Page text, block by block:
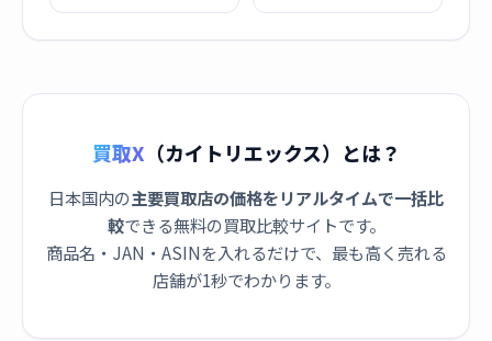
買取X （カイトリエックス）とは？
日本国内の主要買取店の価格をリアルタイムで一括比
較できる無料の買取比較サイトです。
商品名・JAN・ASINを入れるだけで、最も高く売れる
店舗が1秒でわかります。